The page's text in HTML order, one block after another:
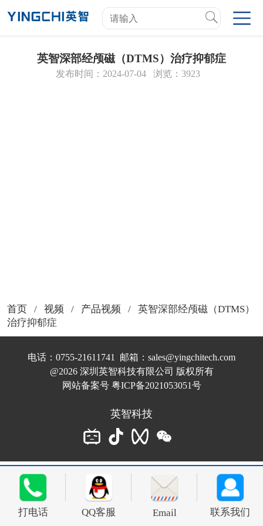
英智深部经颅磁（DTMS）治疗抑郁症
发布时间：2024-07-04 浏览：3923
首页 / 视频 / 产品视频 / 英智深部经颅磁（DTMS）
治疗抑郁症
电话：0755-21611741  邮箱：sales@yingchitech.com
@2026 深圳英智科技有限公司 版权所有
网站备案号 粤ICP备2021053051号
英智科技
打电话 QQ客服 Email 联系我们